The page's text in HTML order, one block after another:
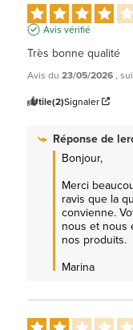
Avis vérifié
Très bonne qualité
Avis du 23/05/2026,
Utile(2)Signaler
Réponse de
Bonjour,
Merci
ravis que la
convienne.
nous et nous
nos produits.
Marina